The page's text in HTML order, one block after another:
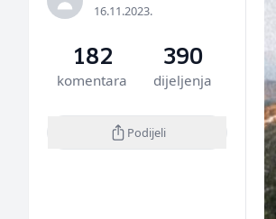
16.11.2023.
182
komentara
390
dijeljenja
Podijeli